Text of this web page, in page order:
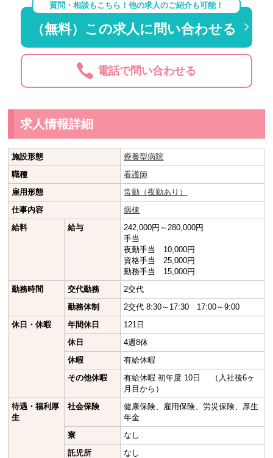
質問・相談もこちら！他の求人のご紹介も可能！
（無料）この求人に問い合わせる
電話で問い合わせる
求人情報詳細
施設形態
療養型病院
職種
看護師
雇用形態
常勤（夜勤あり）
仕事内容
病棟
給料
給与
242,000円～280,000円
手当
夜勤手当 10,000円
資格手当 25,000円
勤務手当 15,000円
勤務時間
交代勤務
2交代
勤務体制
2交代 8:30～17:30 17:00～9:00
休日・休暇
年間休日
121日
休日
4週8休
休暇
有給休暇
その他休暇
有給休暇 初年度 10日 （入社後6ヶ
月目から）
待遇・福利厚
生
社会保険
健康保険、雇用保険、労災保険、厚生
年金
寮
なし
託児所
なし